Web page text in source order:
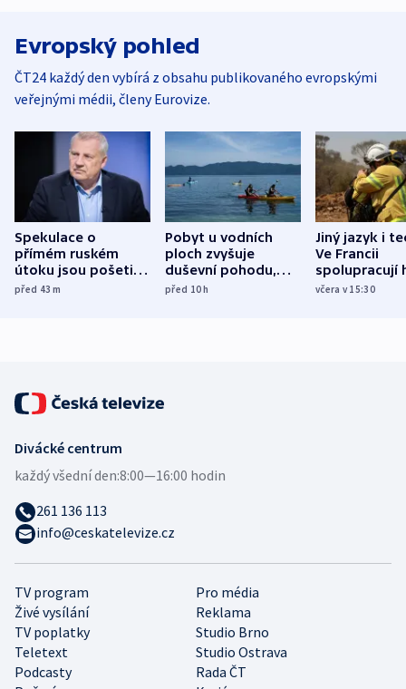
Evropský pohled
ČT24 každý den vybírá z obsahu publikovaného evropskými
veřejnými médii, členy Eurovize.
Spekulace o
přímém ruském
útoku jsou pošetilé,
míní estonský
před 43m
Pobyt u vodních
ploch zvyšuje
duševní pohodu,
ukázala
před 10h
Jiný jazyk i
Ve Francii
spolupracují
různých zemí
včera v 15:30
TV program
Pro média
Živé vysílání
Reklama
TV poplatky
Studio Brno
Teletext
Studio Ostrava
Podcasty
Rada ČT
Divácké centrum
každý všední den:8:00—16:00 hodin
261 136 113
info@ceskatelevize.cz